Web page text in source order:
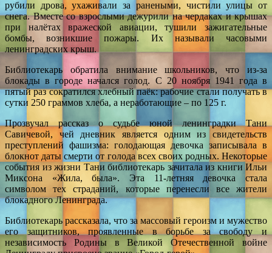
рубили дрова, ухаживали за ранеными, чистили улицы от
снега. Вместе со взрослыми дежурили на чердаках и крышах
при налётах вражеской авиации, тушили зажигательные
бомбы, возникшие пожары. Их называли часовыми
ленинградских крыш.
Библиотекарь обратила внимание школьников, что из-за
блокады в городе начался голод. С 20 ноября 1941 года в
пятый раз сократился хлебный паёк: рабочие стали получать в
сутки 250 граммов хлеба, а неработающие – по 125 г.
Прозвучал рассказ о судьбе юной ленинградки Тани
Савичевой, чей дневник является одним из свидетельств
преступлений фашизма: голодающая девочка записывала в
блокнот даты смерти от голода всех своих родных. Некоторые
события из жизни Тани библиотекарь зачитала из книги Ильи
Миксона «Жила, была». Эта 11-летняя девочка стала
символом тех страданий, которые перенесли все жители
блокадного Ленинграда.
Библиотекарь рассказала, что за массовый героизм и мужество
его защитников, проявленные в борьбе за свободу и
независимость Родины в Великой Отечественной войне